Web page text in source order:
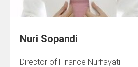
Nuri Sopandi
Director of Finance Nurhayati